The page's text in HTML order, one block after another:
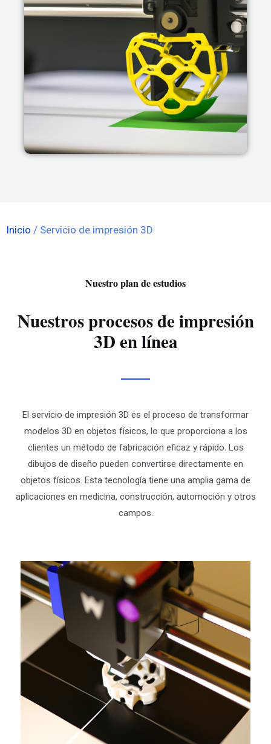
Inicio / Servicio de impresión 3D
Nuestro plan de estudios
Nuestros procesos de impresión
3D en línea
El servicio de impresión 3D es el proceso de transformar
modelos 3D en objetos físicos, lo que proporciona a los
clientes un método de fabricación eficaz y rápido. Los
dibujos de diseño pueden convertirse directamente en
objetos físicos. Esta tecnología tiene una amplia gama de
aplicaciones en medicina, construcción, automoción y otros
campos.